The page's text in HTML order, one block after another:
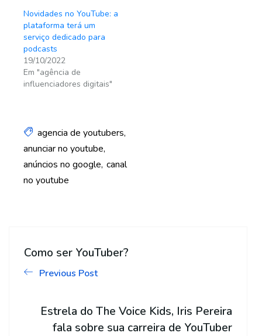
Novidades no YouTube: a
plataforma terá um
serviço dedicado para
podcasts
19/10/2022
Em "agência de
influenciadores digitais"
agencia de youtubers
anunciar no youtube
anúncios no google canal
no youtube
Como ser YouTuber?
Previous Post
Estrela do The Voice Kids, Iris Pereira
fala sobre sua carreira de YouTuber